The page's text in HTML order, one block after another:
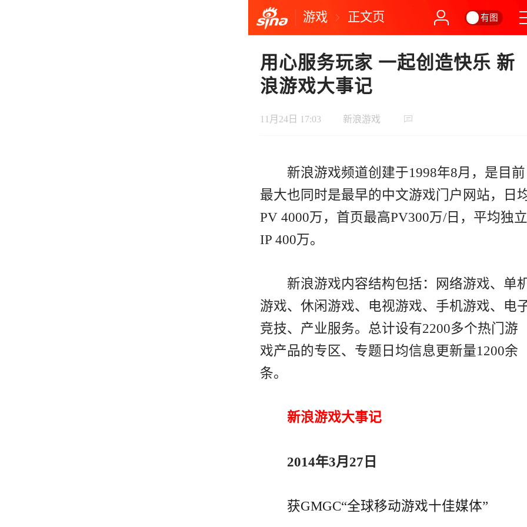
游戏 正文页 有图
用心服务玩家 一起创造快乐 新
浪游戏大事记
11月24日 17:03 新浪游戏
新浪游戏频道创建于1998年8月，是目前
最大也同时是最早的中文游戏门户网站，日
PV 4000万，首页最高PV300万/日，平均独立
IP 400万。
新浪游戏内容结构包括：网络游戏、单
游戏、休闲游戏、电视游戏、手机游戏、电
竞技、产业服务。总计设有2200多个热门游
戏产品的专区、专题日均信息更新量1200余
条。
新浪游戏大事记
2014年3月27日
获GMGC“全球移动游戏十佳媒体”